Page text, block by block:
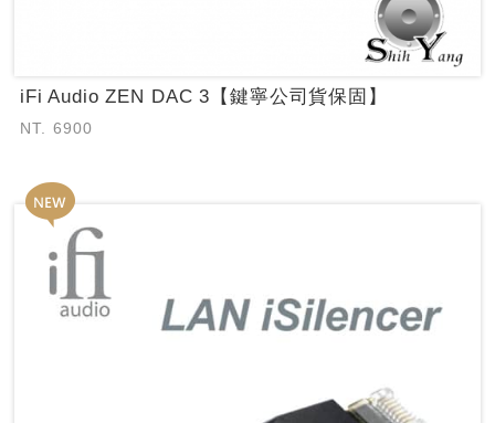
iFi Audio ZEN DAC 3【鍵寧公司貨保固】
NT. 6900